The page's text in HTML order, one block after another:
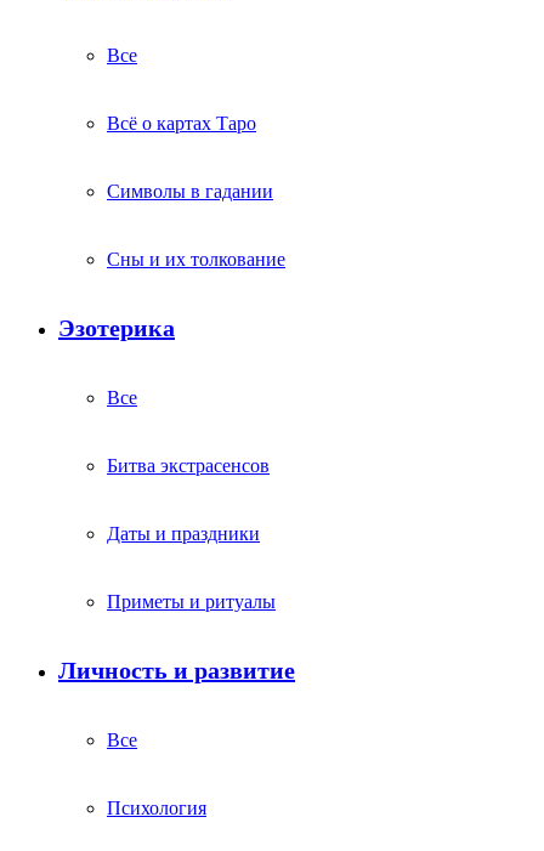
Все
Всё о картах Таро
Символы в гадании
Сны и их толкование
Эзотерика
Все
Битва экстрасенсов
Даты и праздники
Приметы и ритуалы
Личность и развитие
Все
Психология